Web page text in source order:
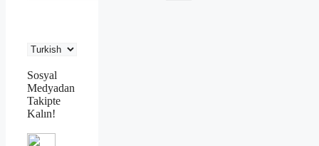
Sosyal
Medyadan
Takipte
Kalın!